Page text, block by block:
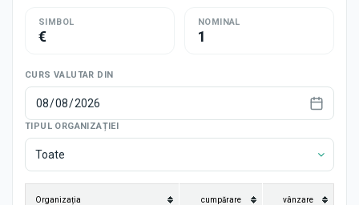
SIMBOL
€
NOMINAL
1
CURS VALUTAR DIN
TIPUL ORGANIZAȚIEI
Toate
Organizația cumpărare vânzare